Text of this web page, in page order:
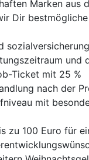
Marken aus
Dir
und
Ticket mit 25 %
nach der
mit
zu 100 Euro für